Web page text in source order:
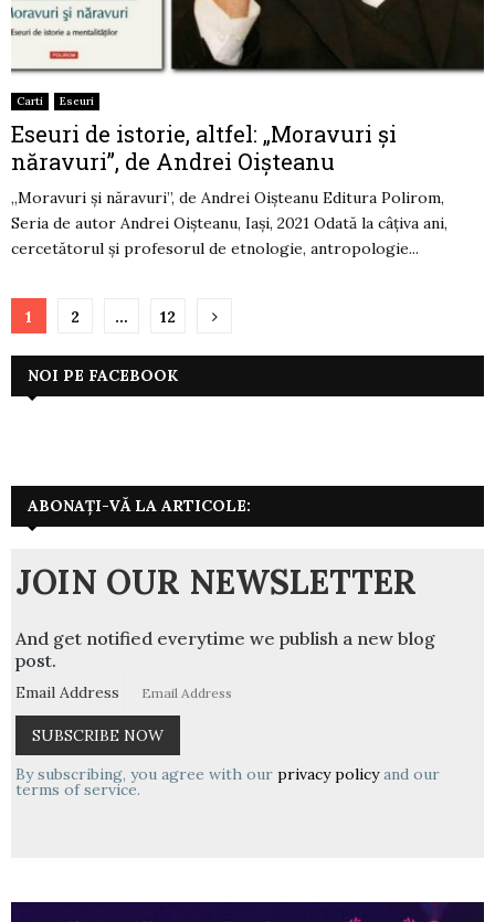
Carti Eseuri
Eseuri de istorie, altfel: „Moravuri și
năravuri”, de Andrei Oișteanu
„Moravuri și năravuri”, de Andrei Oișteanu Editura Polirom,
Seria de autor Andrei Oișteanu, Iași, 2021 Odată la câțiva ani,
cercetătorul și profesorul de etnologie, antropologie...
Paginație
articole
1 2 … 12
NOI PE FACEBOOK
ABONAȚI-VĂ LA ARTICOLE:
JOIN OUR NEWSLETTER
And get notified everytime we publish a new blog
post.
Email Address
By subscribing, you agree with our privacy policyand our
terms of service.